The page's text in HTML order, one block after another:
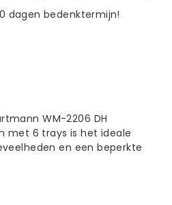
dagen bedenktermijn!
WM-2206 DH
met 6 trays is het ideale
en een beperkte